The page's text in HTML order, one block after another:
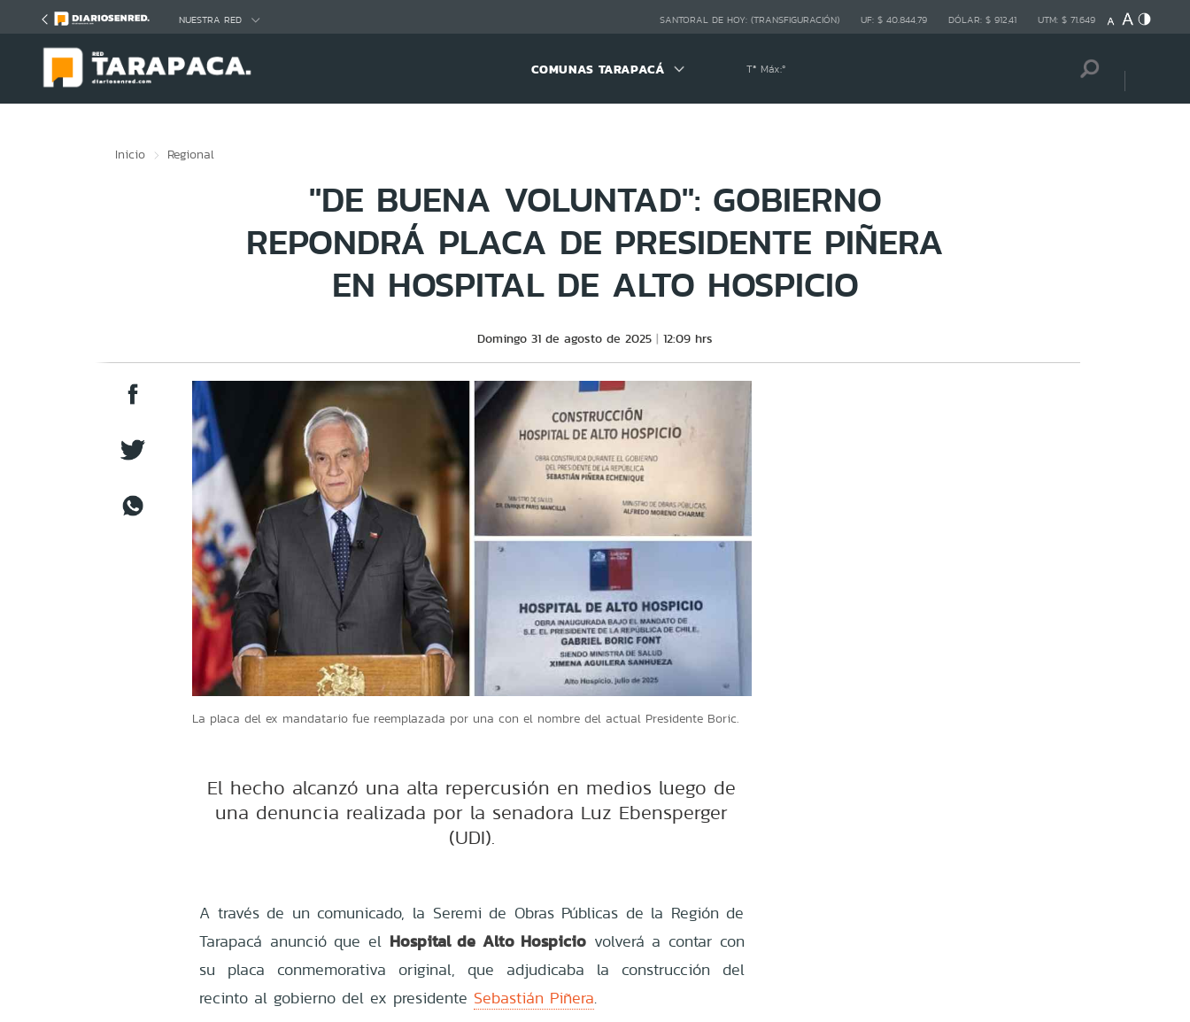
NUESTRA RED SANTORAL DE HOY: (TRANSFIGURACIÓN) UF: $ 40.844,79 DÓLAR: $ 912,41 UTM: $ 71.649
COMUNAS TARAPACÁ Tª Máx:º
Inicio Regional
"DE BUENA VOLUNTAD": GOBIERNO
REPONDRÁ PLACA DE PRESIDENTE PIÑERA
EN HOSPITAL DE ALTO HOSPICIO
Domingo 31 de agosto de 2025 12:09 hrs
La placa del ex mandatario fue reemplazada por una con el nombre del actual Presidente Boric.
El hecho alcanzó una alta repercusión en medios luego de
una denuncia realizada por la senadora Luz Ebensperger
(UDI).
A través de un comunicado, la Seremi de Obras Públicas de la Región de
Tarapacá anunció que el Hospital de Alto Hospicio volverá a contar con
su placa conmemorativa original, que adjudicaba la construcción del
recinto al gobierno del ex presidente Sebastián Piñera.